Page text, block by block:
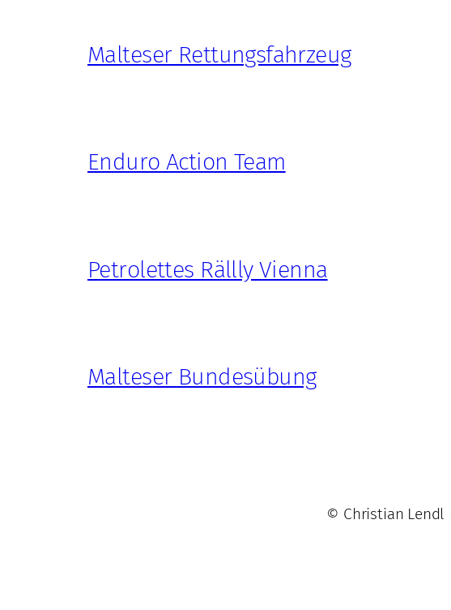
Malteser Rettungsfahrzeug
Enduro Action Team
Petrolettes Rällly Vienna
Malteser Bundesübung
© Christian Lendl |